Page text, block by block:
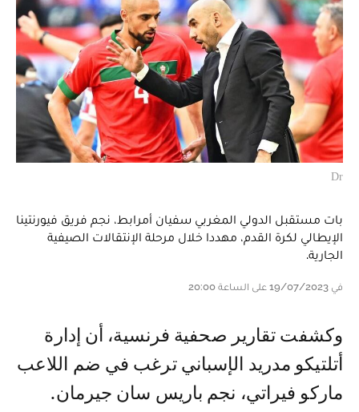
Dr
بات مستقبل الدولي المغربي سفيان أمرابط، نجم فريق فيورنتينا
الإيطالي لكرة القدم، مهددا خلال مرحلة الإنتقالات الصيفية
الجارية.
في 19/07/2023 على الساعة 20:00
وكشفت تقارير صحفية فرنسية، أن إدارة
أتلتيكو مدريد الإسباني ترغب في ضم اللاعب
ماركو فيراتي، نجم باريس سان جيرمان.